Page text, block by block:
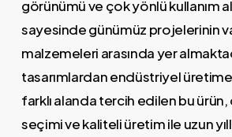
görünümü ve çok yönlü kullanım
sayesinde günümüz projelerinin
malzemeleri arasında yer
tasarımlardan endüstriyel
farklı alanda tercih edilen bu
seçimi ve kaliteli üretim ile uzun